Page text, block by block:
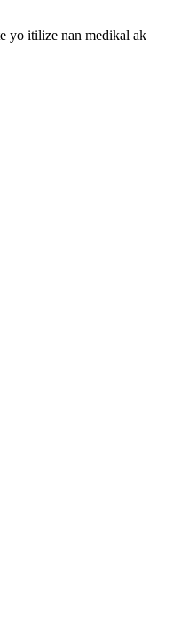
yo itilize nan medikal ak